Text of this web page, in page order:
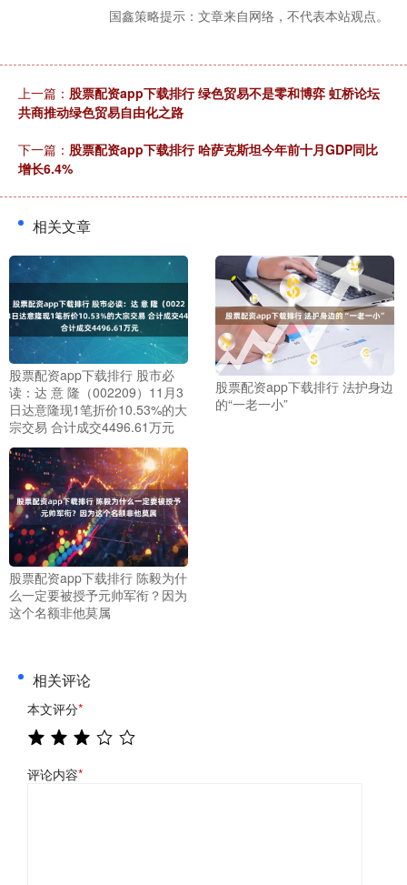
国鑫策略提示：文章来自网络，不代表本站观点。
上一篇： 股票配资app下载排行 绿色贸易不是零和博弈 虹桥论坛
共商推动绿色贸易自由化之路
下一篇： 股票配资app下载排行 哈萨克斯坦今年前十月GDP同比
增长6.4%
相关文章
股票配资app下载排行 股市必
读：达 意 隆（002209）11月3
日达意隆现1笔折价10.53%的大
宗交易 合计成交4496.61万元
股票配资app下载排行 法护身边
的“一老一小”
股票配资app下载排行 陈毅为什
么一定要被授予元帅军衔？因为
这个名额非他莫属
相关评论
本文评分*
评论内容*